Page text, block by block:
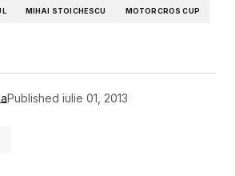
MIHAI STOICHESCU MOTORCROS CUP
Published iulie 01, 2013